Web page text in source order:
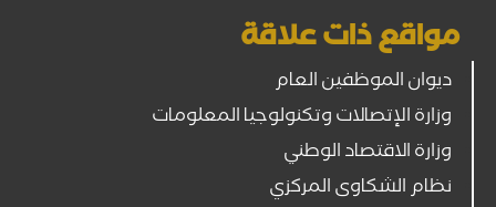
مواقع ذات علاقة
ديوان الموظفين العام
وزارة الإتصالات وتكنولوجيا المعلومات
وزارة الاقتصاد الوطني
نظام الشكاوى المركزي